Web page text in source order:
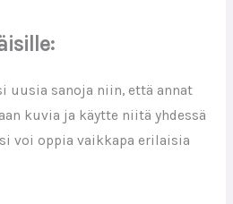
uusia sanoja niin, että annat
kuvia ja käytte niitä yhdessä
voi oppia vaikkapa erilaisia